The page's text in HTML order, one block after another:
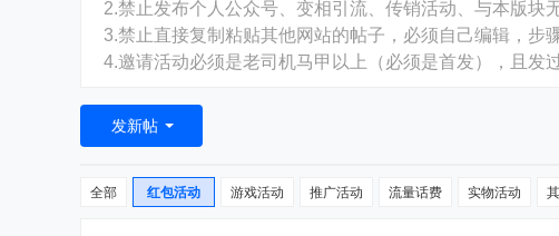
2.禁止发布个人公众号、变相引流、传销活动、与本版块
3.禁止直接复制粘贴其他网站的帖子，必须自己编辑，步
4.邀请活动必须是老司机马甲以上（必须是首发），且发
发新帖
全部 红包活动 游戏活动 推广活动 流量话费 实物活动